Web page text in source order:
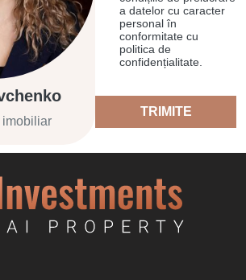
imobiliar
a datelor cu caracter
personal în
conformitate cu
politica de
confidențialitate.
TRIMITE